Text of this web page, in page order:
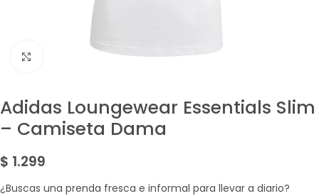
Amplía la Imagen
Adidas Loungewear Essentials Slim
– Camiseta Dama
$ 1.299
¿Buscas una prenda fresca e informal para llevar a diario?